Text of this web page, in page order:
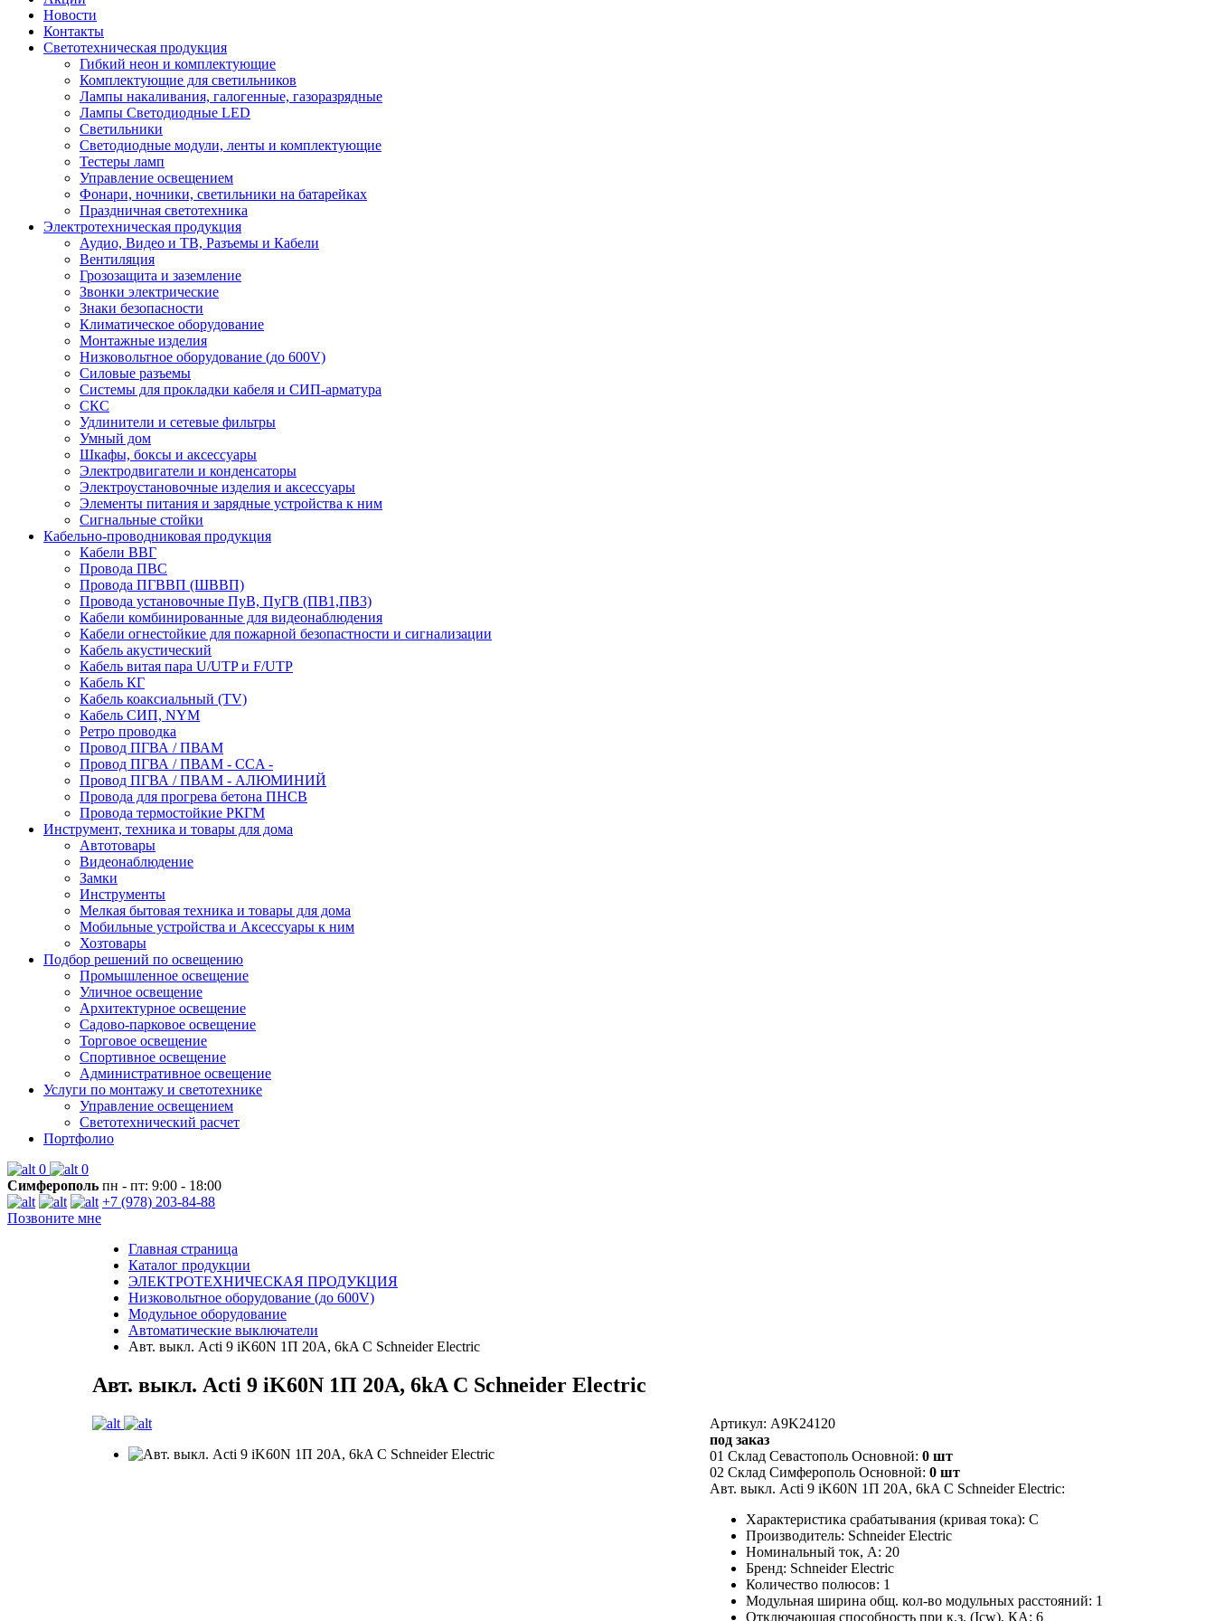
Новости
Контакты
Светотехническая продукция
Гибкий неон и комплектующие
Комплектующие для светильников
Лампы накаливания, галогенные, газоразрядные
Лампы Светодиодные LED
Светильники
Светодиодные модули, ленты и комплектующие
Тестеры ламп
Управление освещением
Фонари, ночники, светильники на батарейках
Праздничная светотехника
Электротехническая продукция
Аудио, Видео и ТВ, Разъемы и Кабели
Вентиляция
Грозозащита и заземление
Звонки электрические
Знаки безопасности
Климатическое оборудование
Монтажные изделия
Низковольтное оборудование (до 600V)
Силовые разъемы
Системы для прокладки кабеля и СИП-арматура
СКС
Удлинители и сетевые фильтры
Умный дом
Шкафы, боксы и аксессуары
Электродвигатели и конденсаторы
Электроустановочные изделия и аксессуары
Элементы питания и зарядные устройства к ним
Сигнальные стойки
Кабельно-проводниковая продукция
Кабели ВВГ
Провода ПВС
Провода ПГВВП (ШВВП)
Провода установочные ПуВ, ПуГВ (ПВ1,ПВ3)
Кабели комбинированные для видеонаблюдения
Кабели огнестойкие для пожарной безопастности и сигнализации
Кабель акустический
Кабель витая пара U/UTP и F/UTP
Кабель КГ
Кабель коаксиальный (TV)
Кабель СИП, NYM
Ретро проводка
Провод ПГВА / ПВАМ
Провод ПГВА / ПВАМ - CCA -
Провод ПГВА / ПВАМ - АЛЮМИНИЙ
Провода для прогрева бетона ПНСВ
Провода термостойкие РКГМ
Инструмент, техника и товары для дома
Автотовары
Видеонаблюдение
Замки
Инструменты
Мелкая бытовая техника и товары для дома
Мобильные устройства и Аксессуары к ним
Хозтовары
Подбор решений по освещению
Промышленное освещение
Уличное освещение
Архитектурное освещение
Садово-парковое освещение
Торговое освещение
Спортивное освещение
Административное освещение
Услуги по монтажу и светотехнике
Управление освещением
Светотехнический расчет
Портфолио
0
0
Симферополь пн - пт: 9:00 - 18:00
+7 (978) 203-84-88
Позвоните мне
Главная страница
Каталог продукции
ЭЛЕКТРОТЕХНИЧЕСКАЯ ПРОДУКЦИЯ
Низковольтное оборудование (до 600V)
Модульное оборудование
Автоматические выключатели
Авт. выкл. Acti 9 iK60N 1П 20A, 6kA C Schneider Electric
Авт. выкл. Acti 9 iK60N 1П 20A, 6kA C Schneider Electric
Артикул: A9K24120
под заказ
01 Склад Севастополь Основной: 0 шт
02 Склад Симферополь Основной: 0 шт
Авт. выкл. Acti 9 iK60N 1П 20A, 6kA C Schneider Electric:
Характеристика срабатывания (кривая тока): C
Производитель: Schneider Electric
Номинальный ток, А: 20
Бренд: Schneider Electric
Количество полюсов: 1
Модульная ширина общ. кол-во модульных расстояний: 1
Отключающая способность при к.з. (Icw), КА: 6